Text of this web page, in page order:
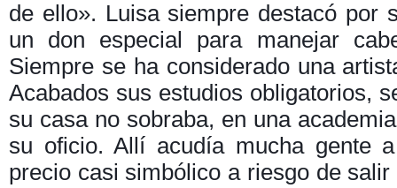
de ello». Luisa siempre destacó por
un don especial para manejar
Siempre se ha considerado una
Acabados sus estudios obligatorios,
su casa no sobraba, en una
su oficio. Allí acudía mucha gente
precio casi simbólico a riesgo de